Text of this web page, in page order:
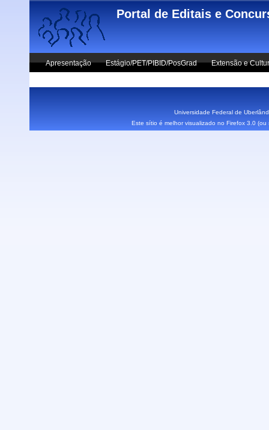
Skip to main content
Portal de Editais e
Apresentação Estágio/PET/PIBID/PosGrad Extensão e
Universidade Federal de
Este sítio é melhor visualizado no Firefox 3.0